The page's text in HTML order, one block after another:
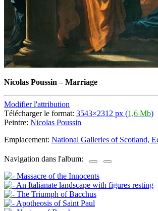
Nicolas Poussin –Marriage
Modifier l'attribution
Télécharger le format: 3543×2312 px (1,6 Mb)
Peintre: Nicolas Poussin
Emplacement: National Galleries of Scotland,
Navigation dans l'album: